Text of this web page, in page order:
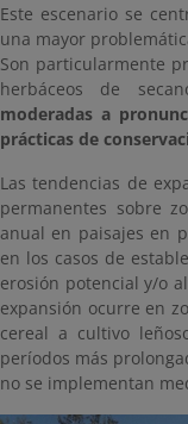
Este escenario se
una mayor
Son particularmente
herbáceos de
moderadas a
prácticas de
Las tendencias de
permanentes sobre
anual en paisajes en
en los casos de
erosión potencial y/o
expansión ocurre en
cereal a cultivo
períodos más
no se implementan